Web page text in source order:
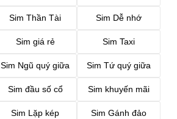
Sim Thần Tài Sim Dễ nhớ
Sim giá rẻ Sim Taxi
Sim Ngũ quý giữa Sim Tứ quý giữa
Sim đầu số cổ Sim khuyến mãi
Sim Lặp kép Sim Gánh đảo